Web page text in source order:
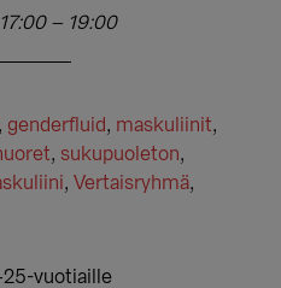
– 19:00
, genderfluid, maskuliinit,
, sukupuoleton,
,Vertaisryhmä,
vuotiaille